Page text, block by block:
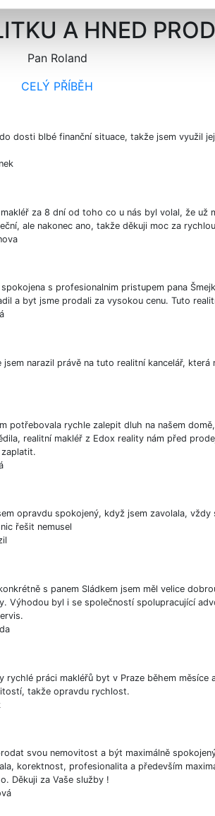
A HNED
Pan Roland
CELÝ PŘÍBĚH
dosti blbé finanční situace, takže jsem využil
za 8 dní od toho co u nás byl volal, že už
ale nakonec ano, takže děkuji moc za
spokojena s profesionalnim pristupem pana
a byt jsme prodali za vysokou cenu. Tuto
jsem narazil právě na tuto realitní kancelář,
potřebovala rychle zalepit dluh na našem
realitní makléř z Edox reality nám před
opravdu spokojený, když jsem zavolala,
řešit nemusel
s panem Sládkem jsem měl velice
Výhodou byl i se společností spolupracující
rychlé práci makléřů byt v Praze během
takže opravdu rychlost.
svou nemovitost a být maximálně
korektnost, profesionalita a především
Děkuji za Vaše služby !